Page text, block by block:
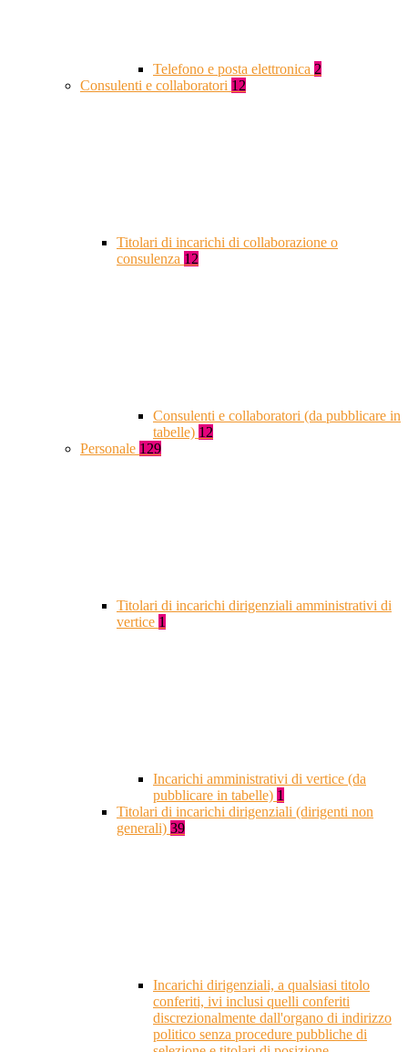
Telefono e posta elettronica 2
Consulenti e collaboratori 12
Titolari di incarichi di collaborazione o
consulenza 12
Consulenti e collaboratori (da pubblicare in
tabelle) 12
Personale 129
Titolari di incarichi dirigenziali amministrativi di
vertice 1
Incarichi amministrativi di vertice (da
pubblicare in tabelle) 1
Titolari di incarichi dirigenziali (dirigenti non
generali) 39
Incarichi dirigenziali, a qualsiasi titolo
conferiti, ivi inclusi quelli conferiti
discrezionalmente dall'organo di indirizzo
politico senza procedure pubbliche di